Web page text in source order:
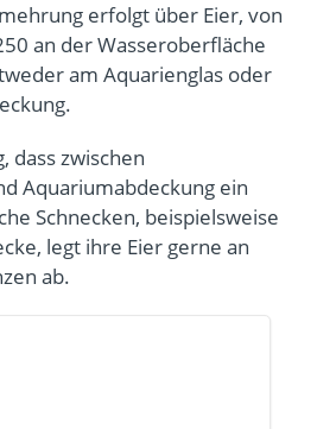
erfolgt über Eier, von
an der Wasseroberfläche
am Aquarienglas oder
dass zwischen
Aquariumabdeckung ein
Schnecken, beispielsweise
legt ihre Eier gerne an
ab.